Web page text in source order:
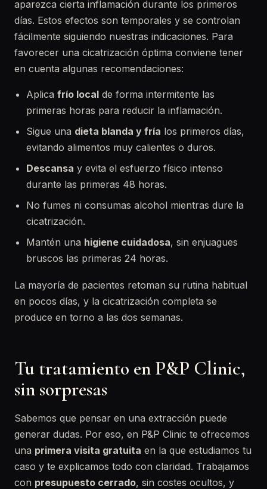
aparezca cierta inflamación durante los primeros
días. Estos efectos son temporales y se controlan
fácilmente siguiendo nuestras indicaciones. Para
favorecer una cicatrización óptima conviene tener
en cuenta algunas recomendaciones:
Aplica frío local de forma intermitente las
primeras horas para reducir la inflamación.
Sigue una dieta blanda y fría los primeros días,
evitando alimentos muy calientes o duros.
Descansa y evita el esfuerzo físico intenso
durante las primeras 48 horas.
No fumes ni consumas alcohol mientras dure la
cicatrización.
Mantén una higiene cuidadosa, sin enjuagues
bruscos las primeras 24 horas.
La mayoría de pacientes retoman su rutina habitual
en pocos días, y la cicatrización completa se
produce en torno a las dos semanas.
Tu tratamiento en P&P Clinic,
sin sorpresas
Sabemos que pensar en una extracción puede
generar dudas. Por eso, en P&P Clinic te ofrecemos
una primera visita gratuita en la que estudiamos tu
caso y te explicamos todo con claridad. Trabajamos
con presupuesto cerrado, sin costes ocultos, y